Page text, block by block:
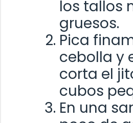
los tallos
gruesos.
Pica
cebolla y
corta el
cubos
En una